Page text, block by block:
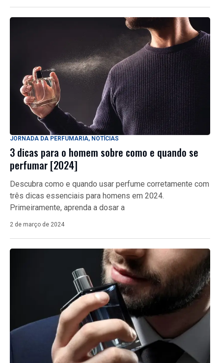
JORNADA DA PERFUMARIA, NOTÍCIAS
3 dicas para o homem sobre como e quando se
perfumar [2024]
Descubra como e quando usar perfume corretamente com
três dicas essenciais para homens em 2024.
Primeiramente, aprenda a dosar a
2 de março de 2024